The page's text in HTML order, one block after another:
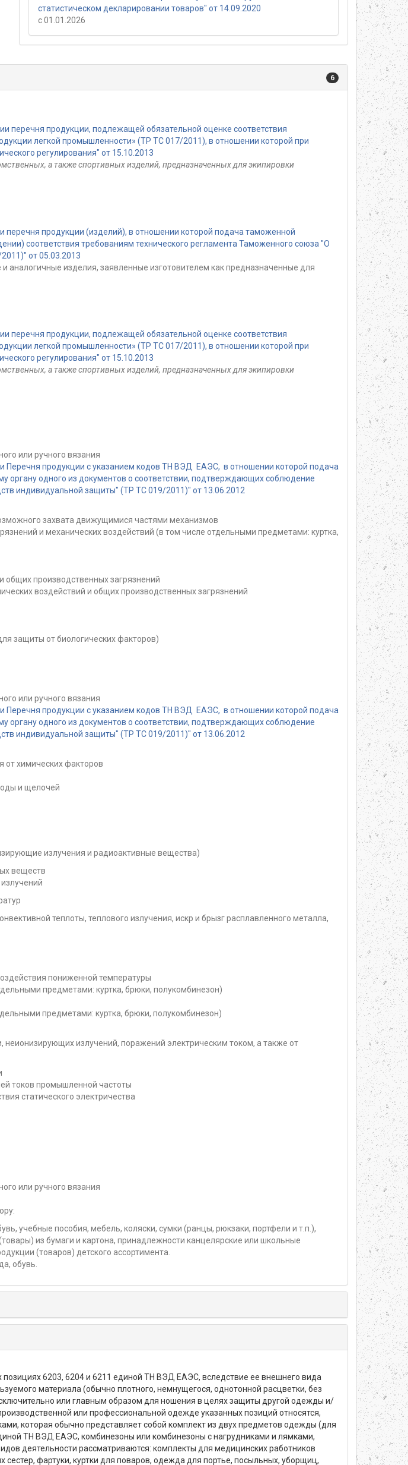
статистическом декларировании товаров" от 14.09.2020
с 01.01.2026
6
перечня продукции, подлежащей обязательной оценке соответствия
легкой промышленности» (ТР ТС 017/2011), в отношении которой при
регулирования" от 15.10.2013
а также спортивных изделий, предназначенных для экипировки
продукции (изделий), в отношении которой подача таможенной
соответствия требованиям технического регламента Таможенного союза "О
от 05.03.2013
изделия, заявленные изготовителем как предназначенные для
перечня продукции, подлежащей обязательной оценке соответствия
легкой промышленности» (ТР ТС 017/2011), в отношении которой при
регулирования" от 15.10.2013
а также спортивных изделий, предназначенных для экипировки
или ручного вязания
продукции с указанием кодов ТН ВЭД ЕАЭС, в отношении которой подача
одного из документов о соответствии, подтверждающих соблюдение
индивидуальной защиты" (ТР ТС 019/2011)" от 13.06.2012
захвата движущимися частями механизмов
и механических воздействий (в том числе отдельными предметами: куртка,
производственных загрязнений
воздействий и общих производственных загрязнений
защиты от биологических факторов)
или ручного вязания
продукции с указанием кодов ТН ВЭД ЕАЭС, в отношении которой подача
одного из документов о соответствии, подтверждающих соблюдение
индивидуальной защиты" (ТР ТС 019/2011)" от 13.06.2012
химических факторов
и щелочей
излучения и радиоактивные вещества)
веществ
теплоты, теплового излучения, искр и брызг расплавленного металла,
пониженной температуры
предметами: куртка, брюки, полукомбинезон)
предметами: куртка, брюки, полукомбинезон)
неионизирующих излучений, поражений электрическим током, а также от
токов промышленной частоты
статического электричества
или ручного вязания
учебные пособия, мебель, коляски, сумки (ранцы, рюкзаки, портфели и т.п.),
из бумаги и картона, принадлежности канцелярские или школьные
(товаров) детского ассортимента.
обувь.
6203, 6204 и 6211 единой ТН ВЭД ЕАЭС, вследствие ее внешнего вида
материала (обычно плотного, немнущегося, однотонной расцветки, без
или главным образом для ношения в целях защиты другой одежды и/
или профессиональной одежде указанных позиций относятся,
которая обычно представляет собой комплект из двух предметов одежды (для
ТН ВЭД ЕАЭС, комбинезоны или комбинезоны с нагрудниками и лямками,
деятельности рассматриваются: комплекты для медицинских работников
фартуки, куртки для поваров, одежда для портье, посыльных, уборщиц,